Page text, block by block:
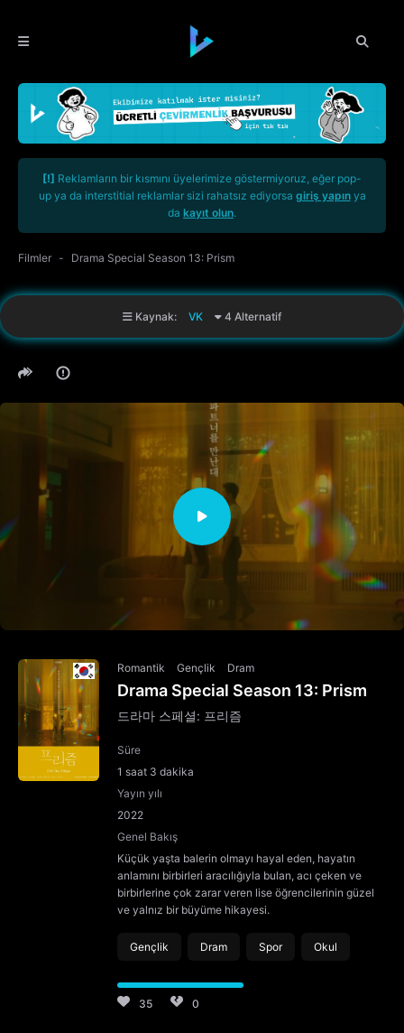
[!] Reklamların bir kısmını üyelerimize göstermiyoruz, eğer pop-
up ya da interstitial reklamlar sizi rahatsız ediyorsa giriş yapınya
da kayıt olun.
Filmler Drama Special Season 13: Prism
Kaynak: VK 4 Alternatif
Romantik Gençlik Dram
Drama Special Season 13: Prism
드라마 스페셜: 프리즘
Süre
1 saat 3 dakika
Yayın yılı
2022
Genel Bakış
Küçük yaşta balerin olmayı hayal eden, hayatın
anlamını birbirleri aracılığıyla bulan, acı çeken ve
birbirlerine çok zarar veren lise öğrencilerinin güzel
ve yalnız bir büyüme hikayesi.
Gençlik Dram Spor Okul
35 0